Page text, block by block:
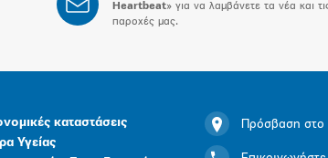
Heartbeat» για να λαμβάνετε τα νέα και
παροχές μας.
καταστάσεις
Υγείας
Πρόσβαση στο